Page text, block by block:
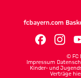
fcbayern.com
© FC
Impressum
Kinder- und
Verträge